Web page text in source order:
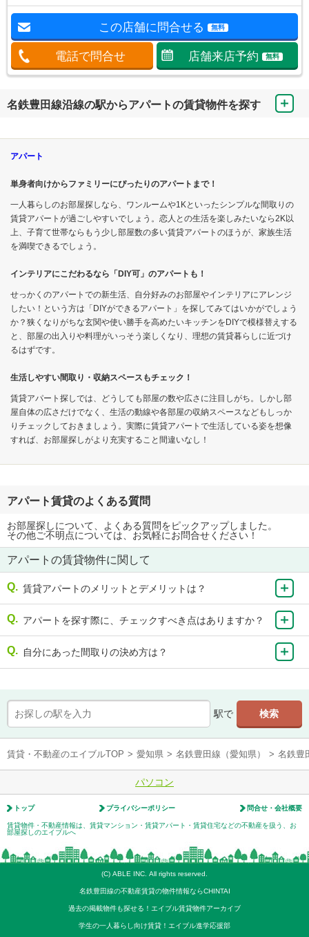
この店舗に問合せる 無料
電話で問合せ 店舗来店予約 無料
名鉄豊田線沿線の駅からアパートの賃貸物件を探す
アパート
単身者向けからファミリーにぴったりのアパートまで！
一人暮らしのお部屋探しなら、ワンルームや1Kといったシンプルな間取りの
賃貸アパートが過ごしやすいでしょう。恋人との生活を楽しみたいなら2K以
上、子育て世帯ならもう少し部屋数の多い賃貸アパートのほうが、家族生活
を満喫できるでしょう。
インテリアにこだわるなら「DIY可」のアパートも！
せっかくのアパートでの新生活、自分好みのお部屋やインテリアにアレンジ
したい！という方は「DIYができるアパート」を探してみてはいかがでしょう
か？狭くなりがちな玄関や使い勝手を高めたいキッチンをDIYで模様替えする
と、部屋の出入りや料理がいっそう楽しくなり、理想の賃貸暮らしに近づけ
るはずです。
生活しやすい間取り・収納スペースもチェック！
賃貸アパート探しでは、どうしても部屋の数や広さに注目しがち。しかし部
屋自体の広さだけでなく、生活の動線や各部屋の収納スペースなどもしっか
りチェックしておきましょう。実際に賃貸アパートで生活している姿を想像
すれば、お部屋探しがより充実すること間違いなし！
アパート賃貸のよくある質問
お部屋探しについて、よくある質問をピックアップしました。
その他ご不明点については、お気軽にお問合せください！
アパートの賃貸物件に関して
賃貸アパートのメリットとデメリットは？
アパートを探す際に、チェックすべき点はありますか？
自分にあった間取りの決め方は？
駅で
賃貸・不動産のエイブルTOP > 愛知県 > 名鉄豊田線（愛知県） > 名鉄豊
パソコン
トップ プライバシーポリシー 問合せ・会社概要
賃貸物件・不動産情報は、賃貸マンション・賃貸アパート・賃貸住宅などの不動産を扱う、お
部屋探しのエイブルへ
(C) ABLE INC. All rights reserved.
名鉄豊田線の不動産賃貸の物件情報ならCHINTAI
過去の掲載物件も探せる！エイブル賃貸物件アーカイブ
学生の一人暮らし向け賃貸！エイブル進学応援部